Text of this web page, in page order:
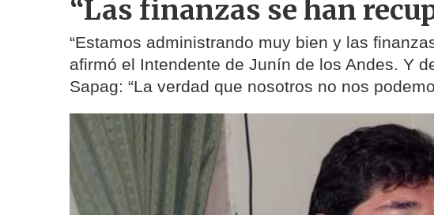
“Las finanzas se han
“Estamos administrando muy bien y las
afirmó el Intendente de Junín de los Andes. Y
Sapag: “La verdad que nosotros no nos